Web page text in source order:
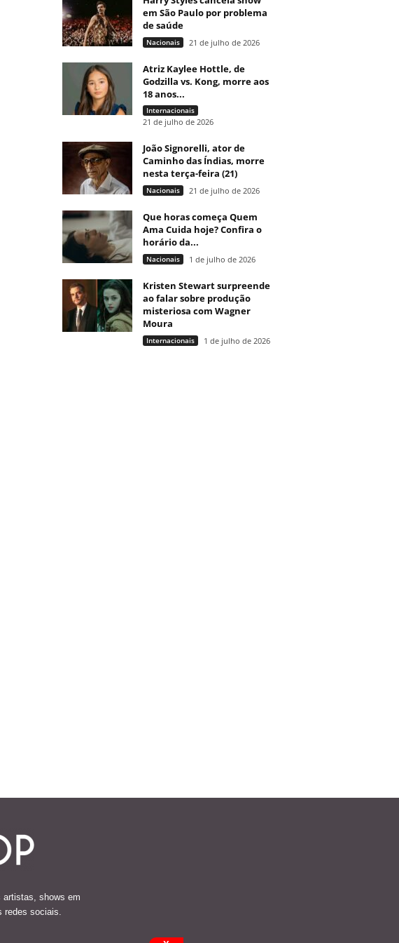
em São Paulo por problema
de saúde
Nacionais 21 de julho de 2026
Atriz Kaylee Hottle, de
Godzilla vs. Kong, morre aos
18 anos...
Internacionais
21 de julho de 2026
João Signorelli, ator de
Caminho das Índias, morre
nesta terça-feira (21)
Nacionais 21 de julho de 2026
Que horas começa Quem
Ama Cuida hoje? Confira o
horário da...
Nacionais 1 de julho de 2026
Kristen Stewart surpreende
ao falar sobre produção
misteriosa com Wagner
Moura
Internacionais 1 de julho de 2026
shows em
redes sociais.